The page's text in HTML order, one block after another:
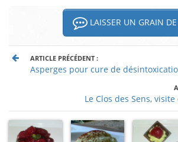
LAISSER UN GRAIN DE
ARTICLE PRÉCÉDENT :
Asperges pour cure de
Le Clos des Sens,